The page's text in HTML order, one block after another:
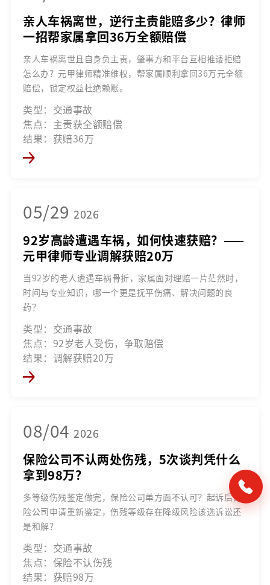
亲人车祸离世，逆行主责能赔多少？律师
一招帮家属拿回36万全额赔偿
亲人车祸离世且自身负主责，肇事方和平台互相推诿拒赔
怎么办？元甲律师精准维权，帮家属顺利拿回36万元全额
赔偿，锁定权益杜绝赖账。
类型：交通事故
焦点：主责获全额赔偿
结果：获赔36万
05/29 2026
92岁高龄遭遇车祸，如何快速获赔？——
元甲律师专业调解获赔20万
当92岁的老人遭遇车祸骨折，家属面对理赔一片茫然时，
时间与专业知识，哪一个更是抚平伤痛、解决问题的良
药？
类型：交通事故
焦点：92岁老人受伤，争取赔偿
结果：调解获赔20万
08/04 2026
保险公司不认两处伤残，5次谈判凭什么
拿到98万？
多等级伤残鉴定做完，保险公司单方面不认可？起诉后保
险公司申请重新鉴定，伤残等级存在降级风险该选诉讼还
是和解？
类型：交通事故
焦点：保险不认伤残
结果：获赔98万